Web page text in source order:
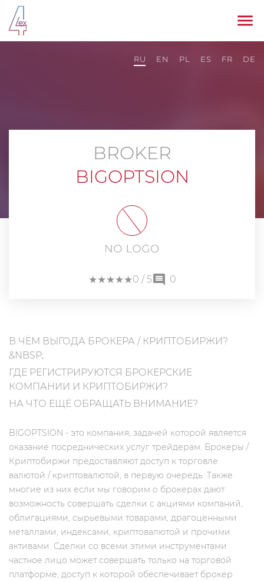
RU EN PL ES FR DE
BROKER
BIGOPTSION
★★
★★
★★
★★
★★
0 / 5 0
В ЧЁМ ВЫГОДА БРОКЕРА / КРИПТОБИРЖИ?
&NBSP;
ГДЕ РЕГИСТРИРУЮТСЯ БРОКЕРСКИЕ
КОМПАНИИ И КРИПТОБИРЖИ?
НА ЧТО ЕЩЁ ОБРАЩАТЬ ВНИМАНИЕ?
BIGOPTSION - это компания, задачей которой является
оказание посреднических услуг трейдерам. Брокеры /
Криптобиржи предоставляют доступ к торговле
валютой / криптовалютой, в первую очередь. Также
многие из них если мы говорим о брокерах дают
возможность совершать сделки с акциями компаний,
облигациями, сырьевыми товарами, драгоценными
металлами, индексами, криптовалютой и прочими
активами. Сделки со всеми этими инструментами
частное лицо может совершать только на торговой
платформе, доступ к которой обеспечивает брокер